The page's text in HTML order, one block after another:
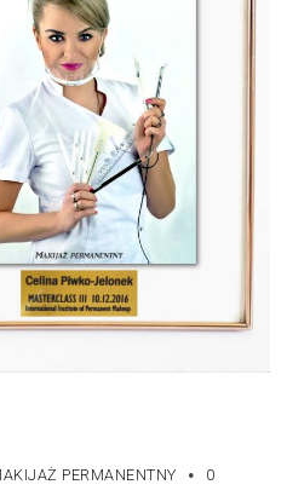
PERMANENTNY ·
0